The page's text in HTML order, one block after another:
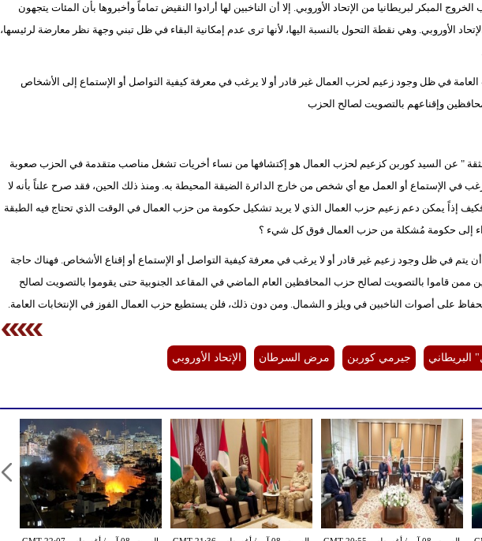
المبكر لبريطانيا من الإتحاد الأوروبي. إلا أن الناخبين لها أرادوا النقيض تماماً وأخبروها بأن المئات يتجهون
الأوروبي. وهي نقطة التحول بالنسبة اليها، لأنها ترى عدم إمكانية البقاء في ظل تبني وجهة نظر معارضة لرئيسها،
العامة في ظل وجود زعيم لحزب العمال غير قادر أو لا يرغب في معرفة كيفية التواصل أو الإستماع إلى الأشخاص
وإقناعهم بالتصويت لصالح الحزب
" عن السيد كوربن كزعيم لحزب العمال هو إكتشافها من نساء أخريات تشغل مناصب متقدمة في الحزب صعوبة
في الإستماع أو العمل مع أي شخص من خارج الدائرة الضيقة المحيطة به. ومنذ ذلك الحين، فقد صرح علناً بأنه لا
فكيف إذاً يمكن دعم زعيم حزب العمال الذي لا يريد تشكيل حكومة من حزب العمال في الوقت الذي تحتاج فيه الطبقة
إلى حكومة مُشكلة من حزب العمال فوق كل شيء ؟
أن يتم في ظل وجود زعيم غير قادر أو لا يرغب في معرفة كيفية التواصل أو الإستماع أو إقناع الأشخاص. فهناك حاجة
ممن قاموا بالتصويت لصالح حزب المحافظين العام الماضي في المقاعد الجنوبية حتى يقوموا بالتصويت لصالح
على أصوات الناخبين في ويلز و الشمال. ومن دون ذلك، فلن يستطيع حزب العمال الفوز في الإنتخابات العامة.
البريطاني جيرمي كوربن مرض السرطان الإتحاد الأوروبي